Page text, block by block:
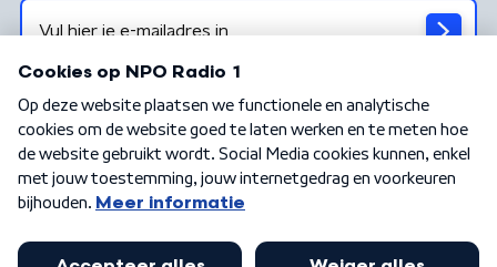
Algemene voorwaarden